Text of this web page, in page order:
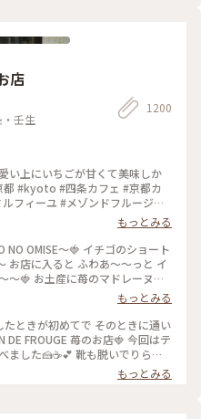
店
壬生
1200
い上にいちごが甘くて美味しか
都 #kyoto #四条カフェ #京都カ
フィーユ #メゾンドフルージュ
ー #いちご大好き#お茶にしよう
もっとみる
お店に入ると ふわあ〜〜っと イ
〜🍓 お土産に苺のマドレーヌを
のお店#ショートケーキもっとみる
苺のお店🍓 今回はテ
靴も脱いでりらっ
店でとはまた違った幸せな苺時間
キ #苺
もっとみる